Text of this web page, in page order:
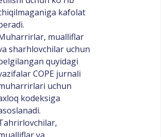
kafolat
mualliflar
sharhlovchilar uchun
quyidagi
COPE jurnali
uchun
kodeksiga